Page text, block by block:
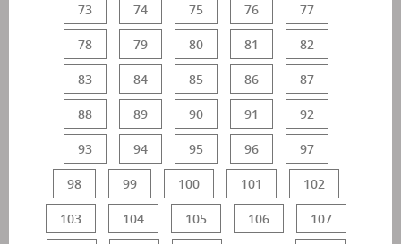
73 74 75 76 77
78 79 80 81 82
83 84 85 86 87
88 89 90 91 92
93 94 95 96 97
98 99 100 101 102
103 104 105 106 107